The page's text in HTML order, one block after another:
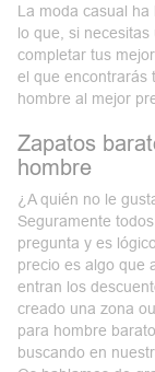
La moda casual
lo que, si
completar tus
el que
hombre al mejor
Zapatos
hombre
¿A quién no le
Seguramente
pregunta y es
precio es algo que
entran los
creado unazona
para hombre
buscando en